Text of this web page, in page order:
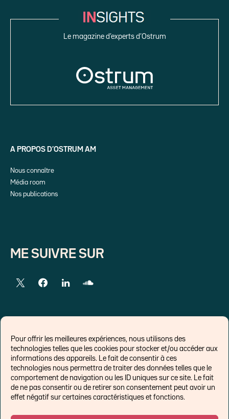
Pour offrir les meilleures expériences, nous utilisons des
technologies telles que les cookies pour stocker et/ou accéder aux
informations des appareils. Le fait de consentir à ces
technologies nous permettra de traiter des données telles que le
comportement de navigation ou les ID uniques sur ce site. Le fait
de ne pas consentir ou de retirer son consentement peut avoir un
effet négatif sur certaines caractéristiques et fonctions.
Le magazine d’experts d’Ostrum
A PROPOS D’OSTRUM AM
Nous connaître
Média room
Nos publications
ME SUIVRE SUR
LIENS EXTERNES
Chroniques pour Forbes
Economistes
Think tank
Politique de cookies (UE)